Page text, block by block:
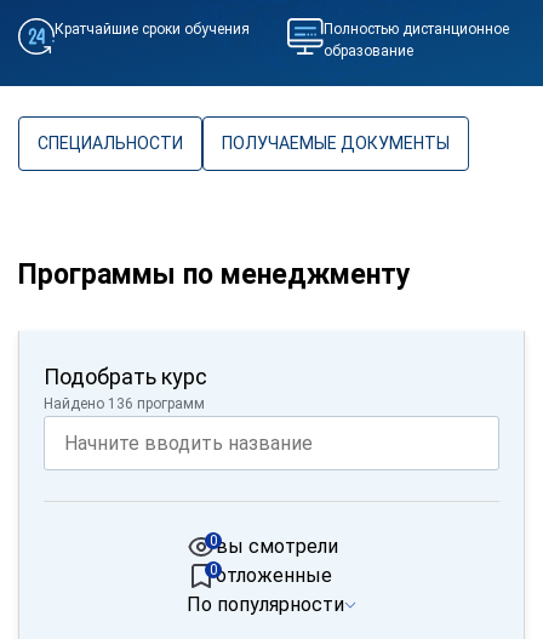
Кратчайшие сроки обучения
Полностью дистанционное
образование
СПЕЦИАЛЬНОСТИ ПОЛУЧАЕМЫЕ ДОКУМЕНТЫ
Программы по менеджменту
Подобрать курс
Найдено 136 программ
вы смотрели
0
отложенные
0
По популярности